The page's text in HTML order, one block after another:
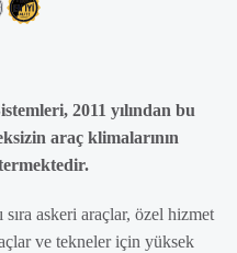
2011 yılından bu
araç klimalarının
askeri araçlar, özel hizmet
ve tekneler için yüksek